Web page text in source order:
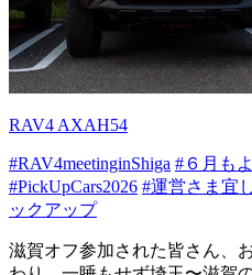
RAV4 AXAH54
#RAV4meetinginShiga #６月も
#PickUpCars2026 #運営さま宜
ックアップ
滋賀オフ参加された皆さん、